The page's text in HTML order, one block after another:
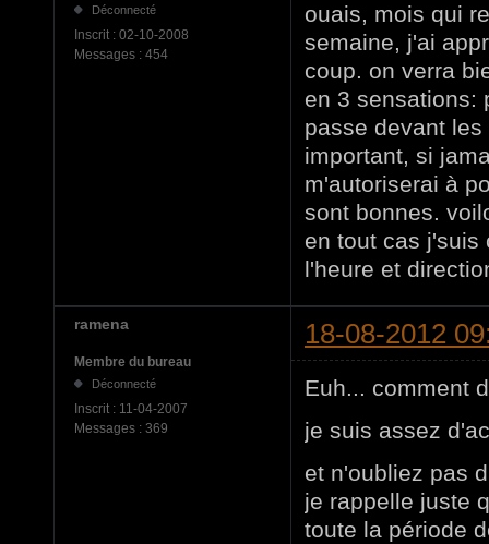
Déconnecté
Inscrit : 02-10-2008
Messages : 454
ouais, mois qui
semaine, j'ai
coup. on verra
en 3 sensations:
passe devant
important, si
m'autoriserai à
sont bonnes.
en tout cas j'suis
l'heure et
ramena 18-08-2012
Membre du bureau
Déconnecté
Inscrit : 11-04-2007
Messages : 369
Euh... comment
je suis assez
et n'oubliez pas
je rappelle juste
toute la période